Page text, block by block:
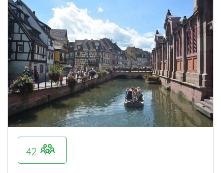
42